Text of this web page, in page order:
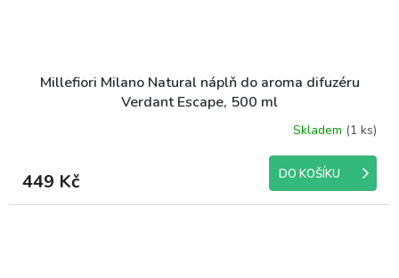
Millefiori Milano Natural náplň do aroma difuzéru
Verdant Escape, 500 ml
Skladem (1 ks)
449 Kč DO KOŠÍKU